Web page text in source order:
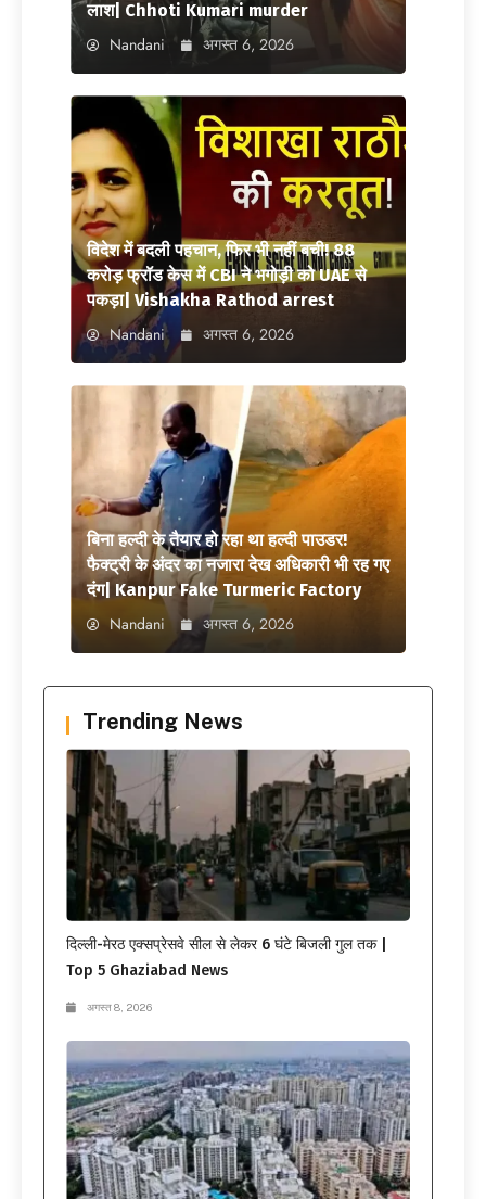
लाश| Chhoti Kumari murder
Nandani अगस्त 6, 2026
विदेश में बदली पहचान, फिर भी नहीं बची! 88
करोड़ फ्रॉड केस में CBI ने भगोड़ी को UAE से
पकड़ा| Vishakha Rathod arrest
Nandani अगस्त 6, 2026
बिना हल्दी के तैयार हो रहा था हल्दी पाउडर!
फैक्ट्री के अंदर का नजारा देख अधिकारी भी रह गए
दंग| Kanpur Fake Turmeric Factory
Nandani अगस्त 6, 2026
Trending News
दिल्ली-मेरठ एक्सप्रेसवे सील से लेकर 6 घंटे बिजली गुल तक |
Top 5 Ghaziabad News
अगस्त 8, 2026